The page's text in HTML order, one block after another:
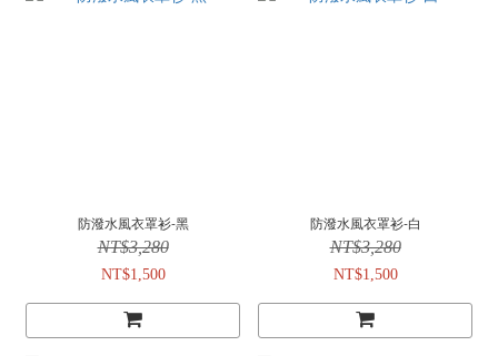
防潑水風衣罩衫-黑
NT$3,280
NT$1,500
防潑水風衣罩衫-白
NT$3,280
NT$1,500